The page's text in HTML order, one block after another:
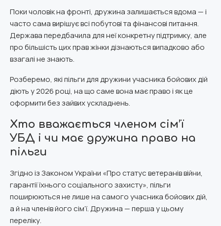
Поки чоловік на фронті, дружина залишається вдома — і
часто сама вирішує всі побутові та фінансові питання.
Держава передбачила для неї конкретну підтримку, але
про більшість цих прав жінки дізнаються випадково або
взагалі не знають.
Розберемо, які пільги для дружини учасника бойових дій
діють у 2026 році, на що саме вона має право і як це
оформити без зайвих ускладнень.
Хто вважається членом сім’ї
УБД і чи має дружина право на
пільги
Згідно із Законом України «Про статус ветеранів війни,
гарантії їхнього соціального захисту», пільги
поширюються не лише на самого учасника бойових дій,
а й на членів його сім’ї. Дружина — перша у цьому
переліку.